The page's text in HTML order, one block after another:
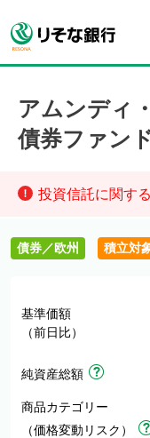
アムンディ
債券ファン
投資信託に関す
債券／欧州 積立対
基準価額
（前日比）
純資産総額
商品カテゴリー
（価格変動リスク）